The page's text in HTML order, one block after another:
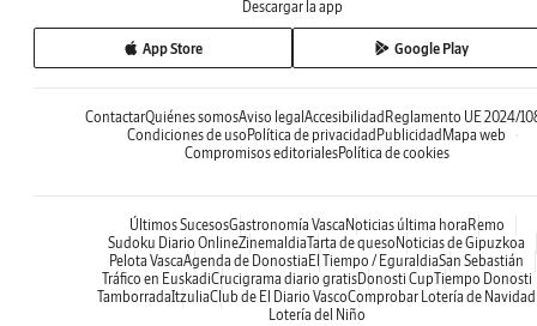
Descargar la app
App Store Google Play
ContactarQuiénes somosAviso legal Accesibilidad Reglamento UE 2024/
Condiciones de uso Política de privacidad Publicidad Mapa web
Compromisos editorialesPolítica de cookies
Últimos SucesosGastronomía Vasca Noticias última hora Remo
Sudoku Diario OnlineZinemaldiaTarta de queso Noticias de Gipuzkoa
Pelota VascaAgenda de Donostia El Tiempo / EguraldiaSan Sebastián
Tráfico en EuskadiCrucigrama diario gratisDonosti CupTiempo Donosti
TamborradaItzuliaClub de El Diario VascoComprobar Lotería de Navidad
Lotería del Niño